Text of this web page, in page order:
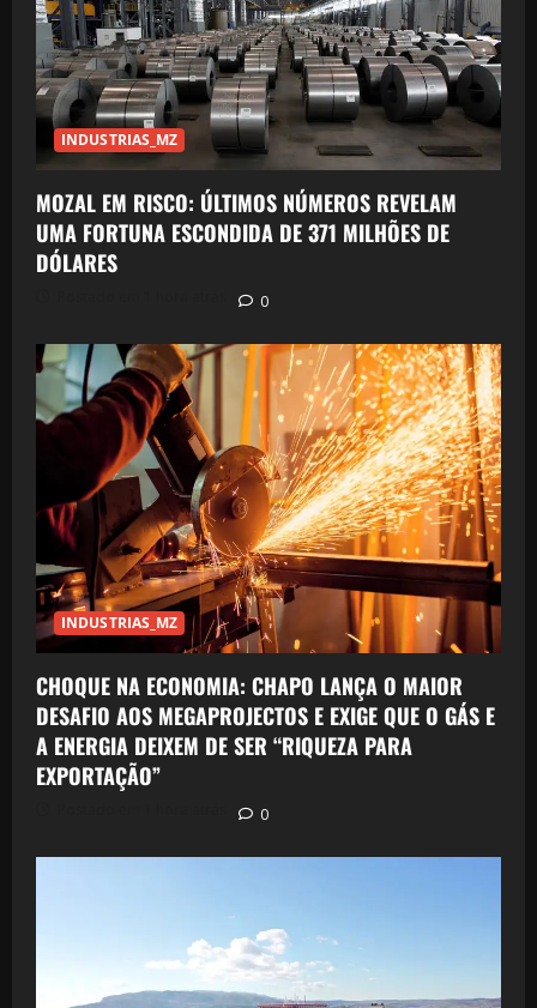
INDUSTRIAS_MZ
MOZAL EM RISCO: ÚLTIMOS NÚMEROS REVELAM
UMA FORTUNA ESCONDIDA DE 371 MILHÕES DE
DÓLARES
0
INDUSTRIAS_MZ
CHOQUE NA ECONOMIA: CHAPO LANÇA O MAIOR
DESAFIO AOS MEGAPROJECTOS E EXIGE QUE O GÁS E
A ENERGIA DEIXEM DE SER “RIQUEZA PARA
EXPORTAÇÃO”
0